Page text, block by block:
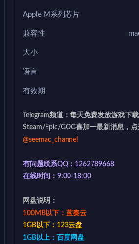
Apple M系列芯片
兼容性
大小
语言
有效期
Telegram频道：每天免费发放游戏下载
Steam/Epic/GOG喜加一最新消息，
@seemac_channel
有问题联系QQ：1262789668
在线时间：9:00-18:00
网盘说明：
100MB以下：蓝奏云
1GB以下：123云盘
1GB以上：百度网盘